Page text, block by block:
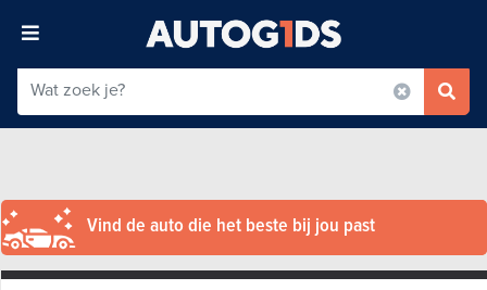
Vind de auto die het beste bij jou past